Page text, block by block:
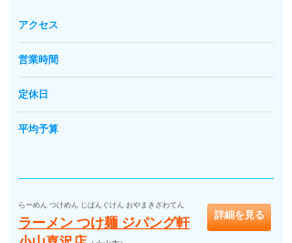
アクセス
営業時間
定休日
平均予算
らーめん つけめん じぱんぐけん おやまきざわてん
ラーメン つけ麺 ジパング軒
詳細を見る